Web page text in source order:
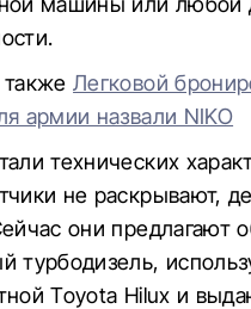
такжеЛегковой
армии назвали NIKO
технических
не раскрывают,
они предлагают
турбодизель,
Toyota Hilux и